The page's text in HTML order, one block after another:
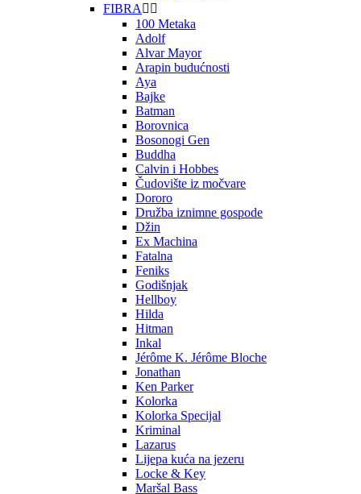
FIBRA  
100 Metaka
Adolf
Alvar Mayor
Arapin budućnosti
Aya
Bajke
Batman
Borovnica
Bosonogi Gen
Buddha
Calvin i Hobbes
Čudovište iz močvare
Dororo
Družba iznimne gospode
Džin
Ex Machina
Fatalna
Feniks
Godišnjak
Hellboy
Hilda
Hitman
Inkal
Jérôme K. Jérôme Bloche
Jonathan
Ken Parker
Kolorka
Kolorka Specijal
Kriminal
Lazarus
Lijepa kuća na jezeru
Locke & Key
Maršal Bass